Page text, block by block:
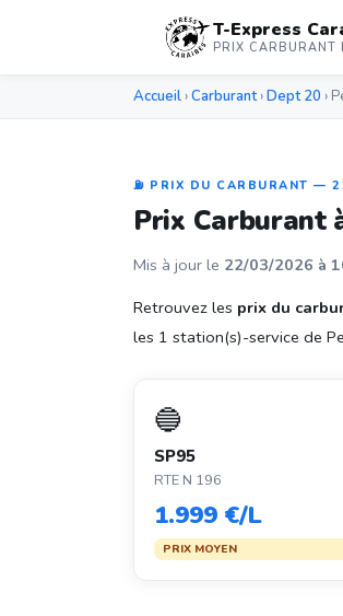
T-Express
PRIX CARBURANT
Accueil ›Carburant›Dept 20 ›
⛽ PRIX DU CARBURANT —
Prix Carburant
Mis à jour le 22/03/2026 à
Retrouvez les prix du
les 1 station(s)-service de
🔵
SP95
RTE N 196
1.999 €/L
PRIX MOYEN